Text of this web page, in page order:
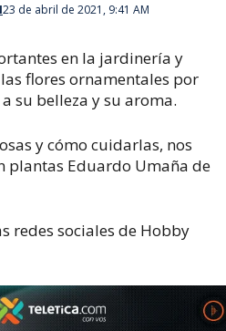
23 de abril de 2021, 9:41 AM
en la jardinería y
flores ornamentales por
su belleza y su aroma.
y cómo cuidarlas, nos
plantas Eduardo Umaña de
redes sociales de Hobby